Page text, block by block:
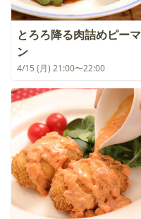
とろろ降る肉詰めピーマ
ン
4/15 (月) 21:00〜22:00